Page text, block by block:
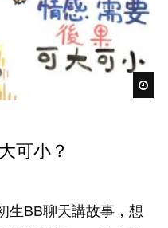
可小？
生BB聊天講故事，想